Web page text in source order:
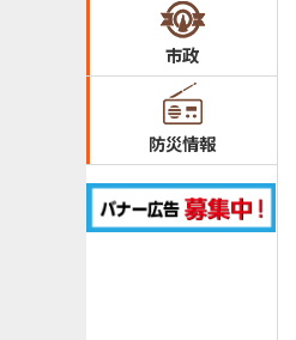
市政
防災情報